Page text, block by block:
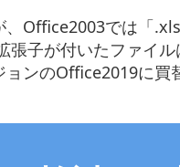
Office2003では「
張子が付いたファイ
ョンのOffice2019に買